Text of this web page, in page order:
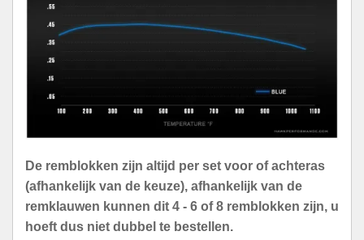
De remblokken zijn altijd per set voor of achteras
(afhankelijk van de keuze), afhankelijk van de
remklauwen kunnen dit 4 - 6 of 8 remblokken zijn, u
hoeft dus niet dubbel te bestellen.